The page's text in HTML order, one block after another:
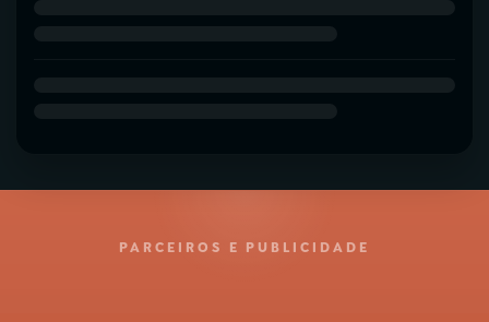
PARCEIROS E PUBLICIDADE